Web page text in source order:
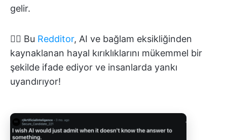
gelir.
👉🏽 Bu Redditor, AI ve bağlam eksikliğinden
kaynaklanan hayal kırıklıklarını mükemmel bir
şekilde ifade ediyor ve insanlarda yankı
uyandırıyor!